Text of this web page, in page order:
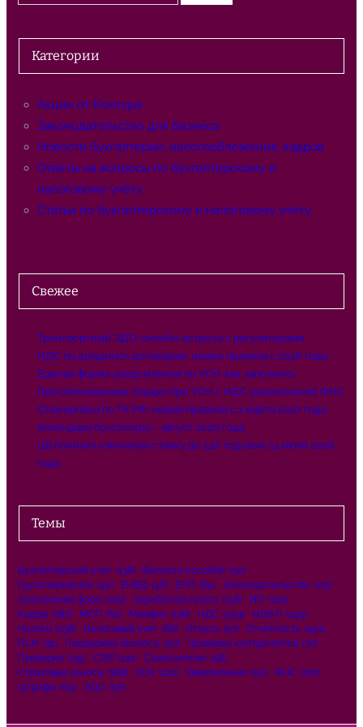
о
к
Категории
Акции от Контура
Законодательство для бизнеса
Новости бухгалтерии, налогообложения, кадров
Ответы на вопросы по бухгалтерскому и
налоговому учёту
Статьи по бухгалтерскому и налоговому учёту
Свежее
Транспортный ЭДО: онлайн-встреча с регуляторами
НДС по длящимся договорам: новые правила с 2026 года
Единая форма уведомления по УСН: как заполнить
Прослеживаемые товары при УСН с НДС: разъяснения ФНС
Стажировка по ТК РФ: новые правила с 1 марта 2027 года
Календарь бухгалтера – август 2026 года
ЦБ понизил ключевую ставку до 14% годовых 24 июля 2026
года
Темы
Бухгалтерский учёт (138) Выплата пособий (50)
Грузоперевозки (45) ЕНВД (46) ЕНП (84) Законодательство (115)
Заполнение форм (109) Заработная плата (158) ИП (129)
Кадры (287) МСП (62) Минфин (136) НДС (559) НДФЛ (249)
Налоги (238) Налоговый учет (66) Отпуск (57) Отчетность (491)
ПСН (74) Поддержка бизнеса (50) Проверка контрагентов (70)
Проверки (135) СФР (141) Самозанятые (58)
Страховые взносы (188) УСН (222) Уведомления (50) ФНС (207)
Штрафы (69) ЭДО (56)